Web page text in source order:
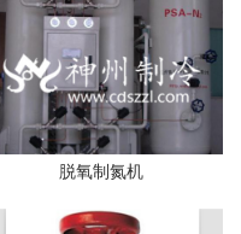
脱氧制氮机